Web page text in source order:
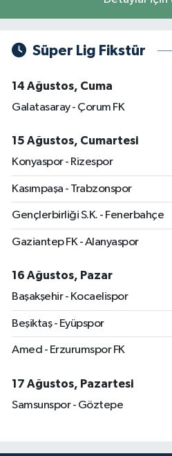
Süper Lig Fikstür
14 Ağustos, Cuma
Galatasaray - Çorum FK
15 Ağustos, Cumartesi
Konyaspor - Rizespor
Kasımpaşa - Trabzonspor
Gençlerbirliği S.K. - Fenerbahçe
Gaziantep FK - Alanyaspor
16 Ağustos, Pazar
Başakşehir - Kocaelispor
Beşiktaş - Eyüpspor
Amed - Erzurumspor FK
17 Ağustos, Pazartesi
Samsunspor - Göztepe